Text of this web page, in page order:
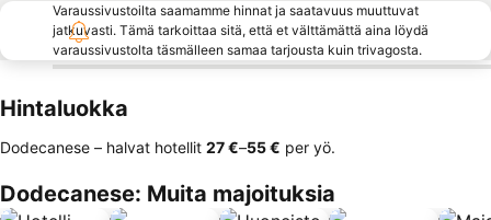
Varaussivustoilta saamamme hinnat ja saatavuus muuttuvat
jatkuvasti. Tämä tarkoittaa sitä, että et välttämättä aina löydä
varaussivustolta täsmälleen samaa tarjousta kuin trivagosta.
Hintaluokka
Dodecanese – halvat hotellit ‎27 €–‎55 € per yö.
Dodecanese: Muita majoituksia